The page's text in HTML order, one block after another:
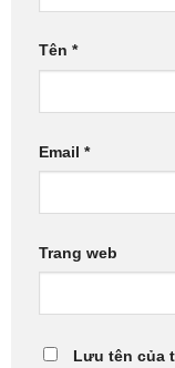
Tên *
Email *
Trang web
Lưu tên của